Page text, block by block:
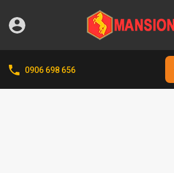
0906 698 656